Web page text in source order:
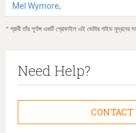
Mel Wymore,
* প্রার্থী তাঁর পূর্ণাঙ্গ একটি প্রোফাইল এই ভোটার গাইড
Need Help?